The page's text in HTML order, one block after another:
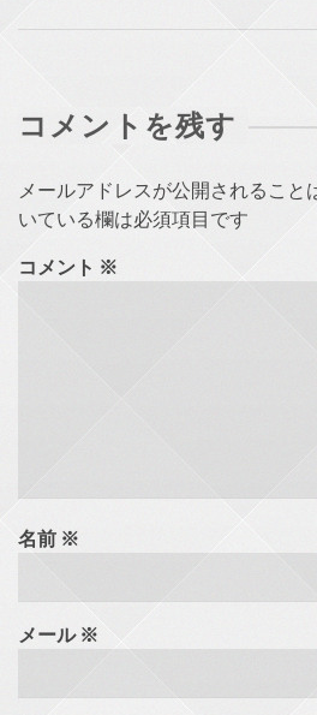
コメントを残す
メールアドレスが公開されること
いている欄は必須項目です
コメント ※
名前 ※
メール ※